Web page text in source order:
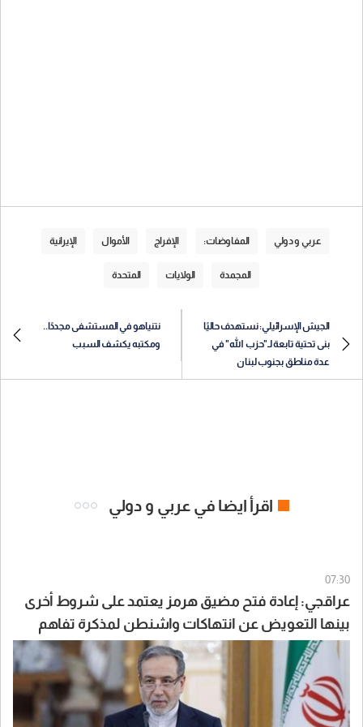
عربي و دولي المفاوضات: الإفراج الأموال الإيرانية
المجمدة الولايات المتحدة
الجيش الإسرائيلي: نستهدف حاليًا
بنى تحتية تابعة لـ"حزب الله" في
عدة مناطق بجنوب لبنان
نتنياهو في المستشفى مجددًا..
ومكتبه يكشف السبب
اقرأ ايضا في عربي و دولي
07:30
عراقجي: إعادة فتح مضيق هرمز يعتمد على شروط أخرى
بينها التعويض عن انتهاكات واشنطن لمذكرة تفاهم
إسلام آباد